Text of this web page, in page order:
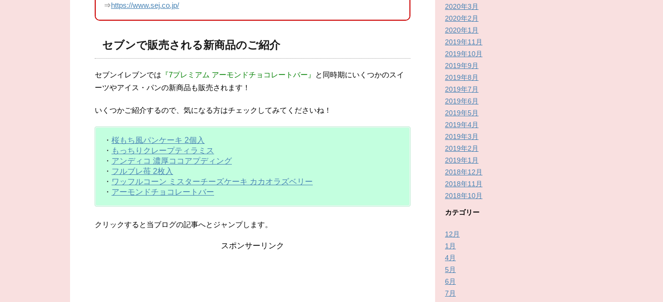
⇒https://www.sej.co.jp/
セブンで販売される新商品のご紹介
セブンイレブンでは 『7プレミアム アーモンドチョコレートバー』
と同時期にいくつかのスイ
ーツやアイス・パンの新商品も販売されます！
いくつかご紹介するので、気になる方はチェックしてみてくださいね！
・ 桜もち風パンケーキ 2個入
・ もっちりクレープティラミス
・ アンディコ 濃厚ココアプディング
・ フルブレ苺 2枚入
・ ワッフルコーン ミスターチーズケーキ カカオラズベリー
・ アーモンドチョコレートバー
クリックすると当ブログの記事へとジャンプします。
スポンサーリンク
2020年3月
2020年2月
2020年1月
2019年11月
2019年10月
2019年9月
2019年8月
2019年7月
2019年6月
2019年5月
2019年4月
2019年3月
2019年2月
2019年1月
2018年12月
2018年11月
2018年10月
カテゴリー
12月
1月
4月
5月
6月
7月